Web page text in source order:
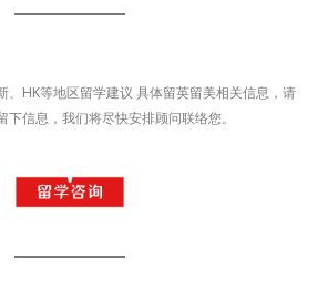
、HK等地区留学建议 具体留英留美相关信息，请
下信息，我们将尽快安排顾问联络您。